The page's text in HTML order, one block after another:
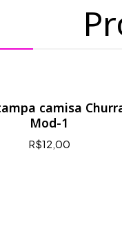
camisa
Mod-1
R$12,00